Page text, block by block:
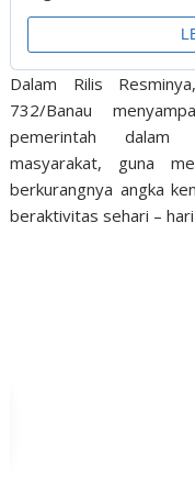
Dalam Rilis
732/Banau
pemerintah dalam
masyarakat, guna
berkurangnya angka
beraktivitas sehari –